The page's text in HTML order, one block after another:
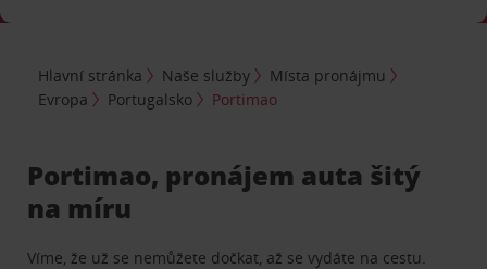
Hlavní stránka Naše služby
Místa pronájmu
Evropa
Portugalsko Portimao
Portimao, pronájem auta šitý
na míru
Víme, že už se nemůžete dočkat, až se vydáte na cestu.